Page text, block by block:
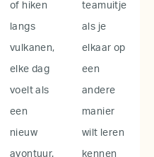
of hiken
langs
vulkanen,
elke dag
voelt als
een
nieuw
avontuur.
teamuitje
als je
elkaar op
een
andere
manier
wilt leren
kennen